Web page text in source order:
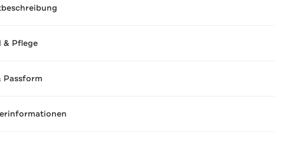
& Pflege
Passform